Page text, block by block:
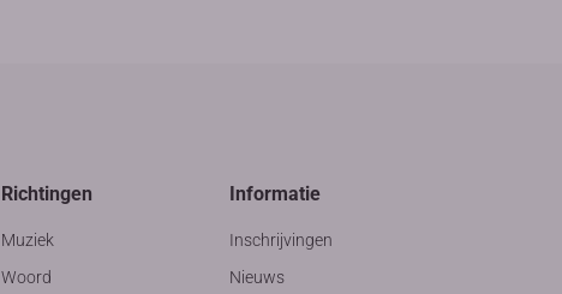
Richtingen
Muziek
Woord
Informatie
Inschrijvingen
Nieuws